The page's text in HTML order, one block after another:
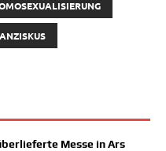
Messe in Ars